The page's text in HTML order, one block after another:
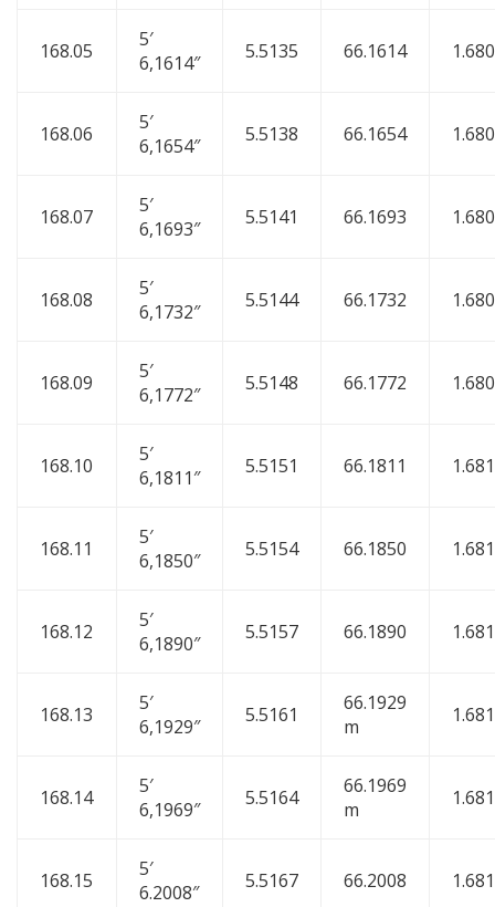
168.05
5′
6,1614″
5.5135 66.1614
168.06
5′
6,1654″
5.5138 66.1654
168.07
5′
6,1693″
5.5141 66.1693
168.08
5′
6,1732″
5.5144 66.1732
168.09
5′
6,1772″
5.5148 66.1772
168.10
5′
6,1811″
5.5151 66.1811
168.11
5′
6,1850″
5.5154 66.1850
168.12
5′
6,1890″
5.5157 66.1890
168.13
5′
6,1929″
5.5161
66.1929
m
168.14
5′
6,1969″
5.5164
66.1969
m
168.15
5′
6.2008″
5.5167 66.2008